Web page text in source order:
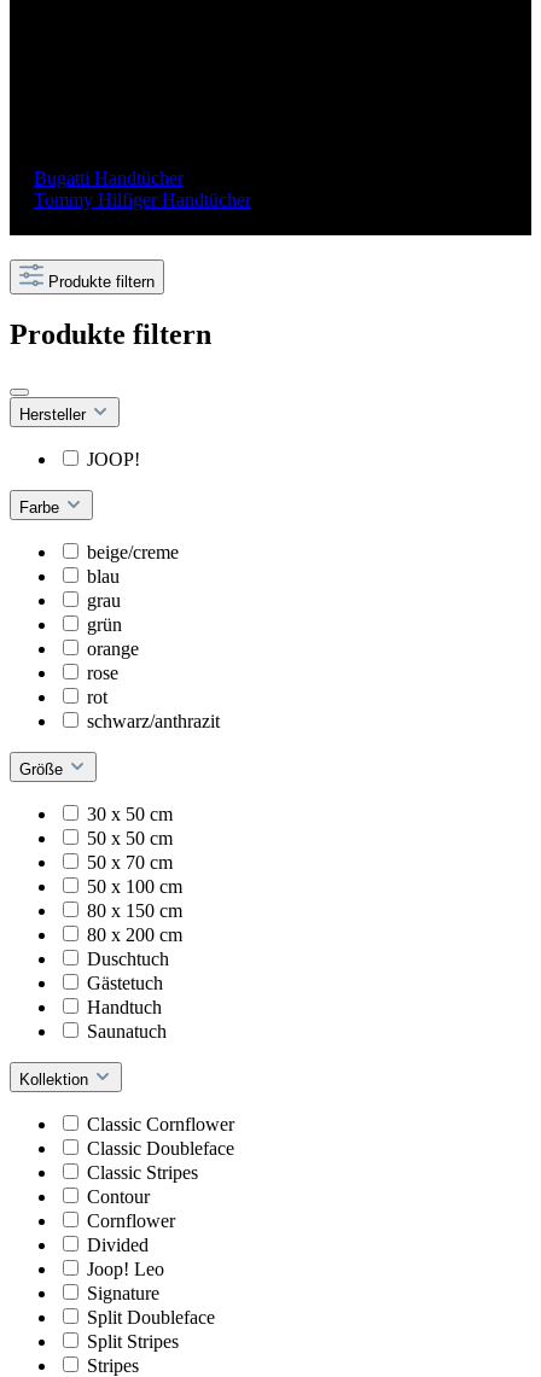
Bugatti Handtücher
Tommy Hilfiger Handtücher
Produkte filtern
Produkte filtern
Hersteller
JOOP!
Farbe
beige/creme
blau
grau
grün
orange
rose
rot
schwarz/anthrazit
Größe
30 x 50 cm
50 x 50 cm
50 x 70 cm
50 x 100 cm
80 x 150 cm
80 x 200 cm
Duschtuch
Gästetuch
Handtuch
Saunatuch
Kollektion
Classic Cornflower
Classic Doubleface
Classic Stripes
Contour
Cornflower
Divided
Joop! Leo
Signature
Split Doubleface
Split Stripes
Stripes